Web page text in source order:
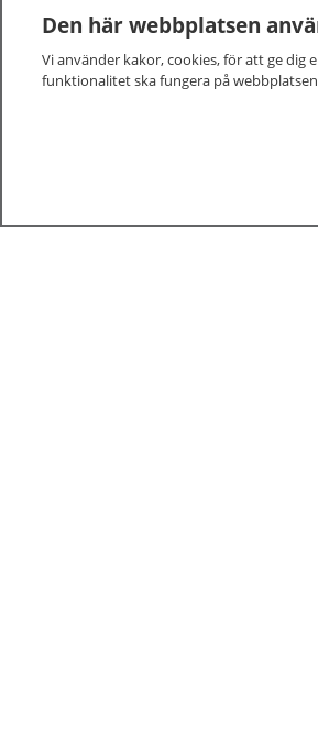
Den här webbplatsen
Vi använder kakor, cookies, för att ge
funktionalitet ska fungera på